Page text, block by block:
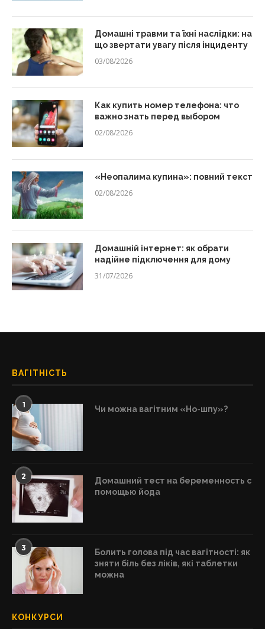
Домашні травми та їхні наслідки: на
що звертати увагу після інциденту
03/08/2026
Как купить номер телефона: что
важно знать перед выбором
02/08/2026
«Неопалима купина»: повний текст
02/08/2026
Домашній інтернет: як обрати
надійне підключення для дому
31/07/2026
ВАГІТНІСТЬ
1 Чи можна вагітним «Но-шпу»?
2
Домашний тест на беременность с
помощью йода
3
Болить голова під час вагітності: як
зняти біль без ліків, які таблетки
можна
КОНКУРСИ